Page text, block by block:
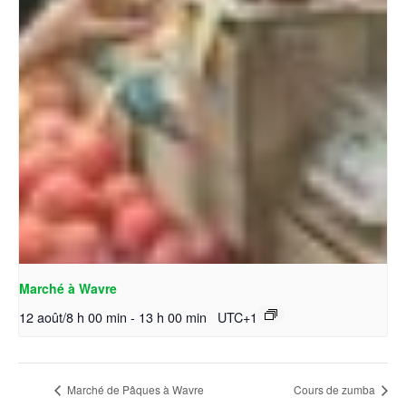
Marché à Wavre
12 août/8 h 00 min - 13 h 00 min UTC+1
Marché de Pâques à Wavre Cours de zumba